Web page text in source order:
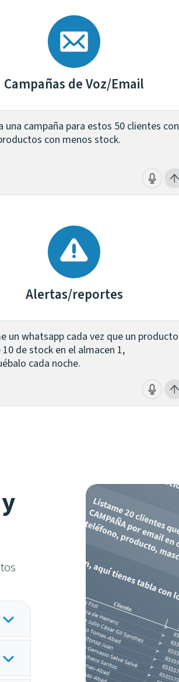
Campañas de Voz/Email
una campaña para estos 50 clientes con
con menos stock.
Alertas/reportes
un whatsapp cada vez que un producto
10 de stock en el almacen 1,
cada noche.